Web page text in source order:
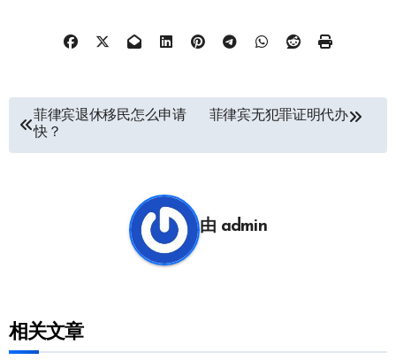
菲律宾退休移民怎么申请
快？
菲律宾无犯罪证明代办
由 admin
相关文章